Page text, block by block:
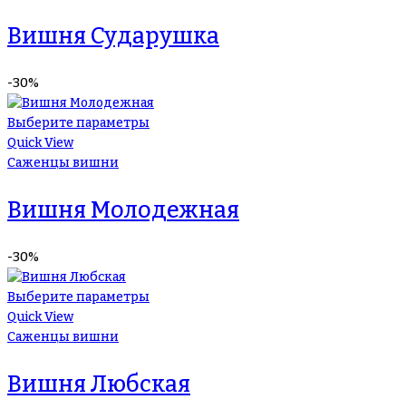
Вишня Сударушка
-30%
Выберите параметры
Quick View
Саженцы вишни
Вишня Молодежная
-30%
Выберите параметры
Quick View
Саженцы вишни
Вишня Любская